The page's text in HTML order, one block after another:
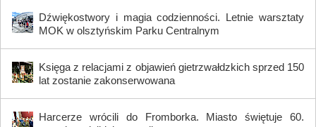
Dźwiękostwory i magia codzienności. Letnie warsztaty
MOK w olsztyńskim Parku Centralnym
Księga z relacjami z objawień gietrzwałdzkich sprzed 150
lat zostanie zakonserwowana
Harcerze wrócili do Fromborka. Miasto świętuje 60.